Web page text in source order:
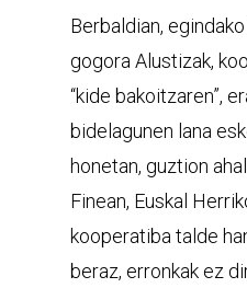
Berbaldian,
gogora Alustizak,
“kide bakoitzaren”,
bidelagunen lana
honetan, guztion
Finean, Euskal
kooperatiba talde
beraz, erronkak ez